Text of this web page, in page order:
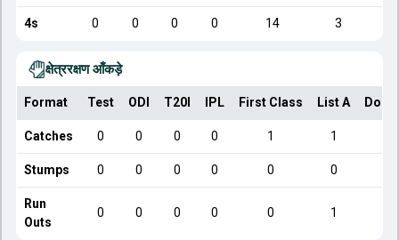
4s 0 0 0 0 14 3
क्षेत्ररक्षण आँकड़े
Format Test ODI T20I IPL First Class List A
Catches 0 0 0 0 1 1
Stumps 0 0 0 0 0 0
Run
Outs
0 0 0 0 0 1